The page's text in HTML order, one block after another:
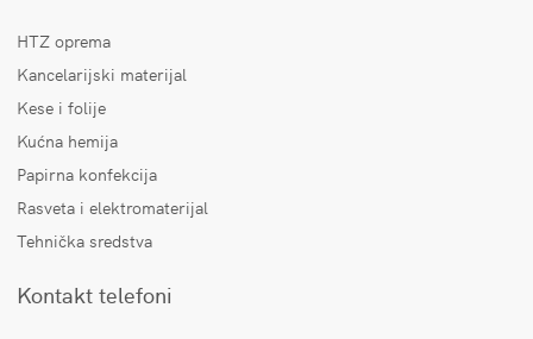
HTZ oprema
Kancelarijski materijal
Kese i folije
Kućna hemija
Papirna konfekcija
Rasveta i elektromaterijal
Tehnička sredstva
Kontakt telefoni